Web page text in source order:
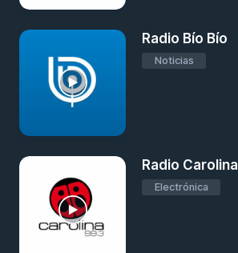
Radio Bío Bío
Noticias
Radio Carolina
Electrónica